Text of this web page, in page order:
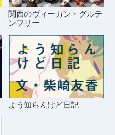
関西のヴィーガン・グルテ
ンフリー
よう知らんけど日記